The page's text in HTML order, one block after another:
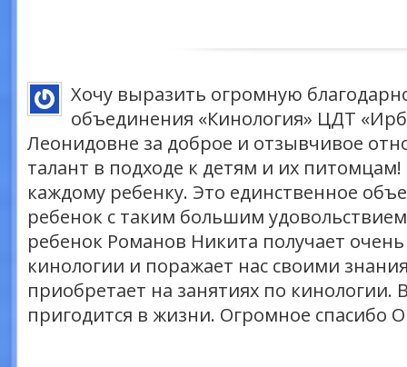
Хочу выразить огромную
объединения «Кинология» ЦДТ
Леонидовне за доброе и отзывчивое
талант в подходе к детям и их
каждому ребенку. Это единственное
ребенок с таким большим
ребенок Романов Никита получает
кинологии и поражает нас своими
приобретает на занятиях по кинологии.
пригодится в жизни. Огромное спасибо